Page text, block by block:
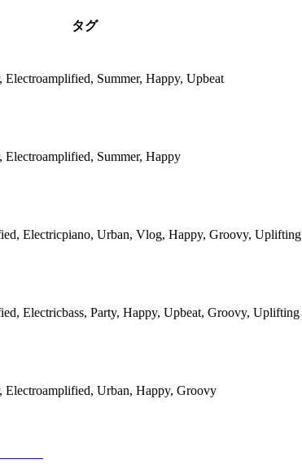
タグ
Summer, Happy, Upbeat
Summer, Happy
Electricpiano, Urban, Vlog, Happy, Groovy, Uplifting
Electricbass, Party, Happy, Upbeat, Groovy, Uplifting
Urban, Happy, Groovy